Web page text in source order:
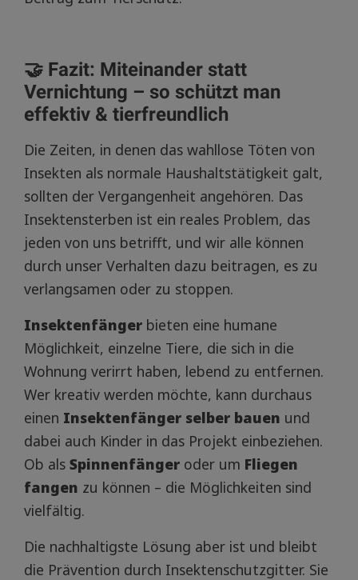
🤝 Fazit: Miteinander statt
Vernichtung – so schützt man
effektiv & tierfreundlich
Die Zeiten, in denen das wahllose Töten von
Insekten als normale Haushaltstätigkeit galt,
sollten der Vergangenheit angehören. Das
Insektensterben ist ein reales Problem, das
jeden von uns betrifft, und wir alle können
durch unser Verhalten dazu beitragen, es zu
verlangsamen oder zu stoppen.
Insektenfänger bieten eine humane
Möglichkeit, einzelne Tiere, die sich in die
Wohnung verirrt haben, lebend zu entfernen.
Wer kreativ werden möchte, kann durchaus
einen Insektenfänger selber bauen und
dabei auch Kinder in das Projekt einbeziehen.
Ob als Spinnenfänger oder um Fliegen
fangen zu können – die Möglichkeiten sind
vielfältig.
Die nachhaltigste Lösung aber ist und bleibt
die Prävention durch Insektenschutzgitter. Sie